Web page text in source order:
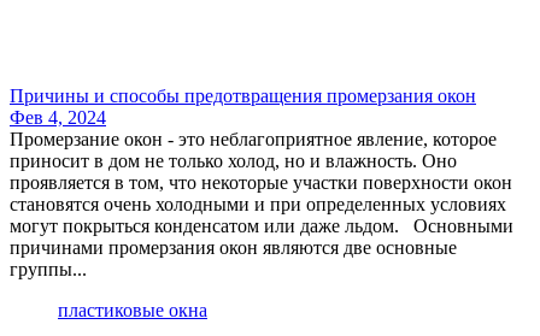
Причины и способы предотвращения промерзания окон
Фев 4, 2024
Промерзание окон - это неблагоприятное явление, которое
приносит в дом не только холод, но и влажность. Оно
проявляется в том, что некоторые участки поверхности окон
становятся очень холодными и при определенных условиях
могут покрыться конденсатом или даже льдом. Основными
причинами промерзания окон являются две основные
группы...
пластиковые окна